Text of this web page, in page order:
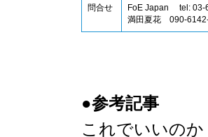
問合せ
FoE Japan tel: 03-
満田夏花 090-
●参考記事
これでいいのか